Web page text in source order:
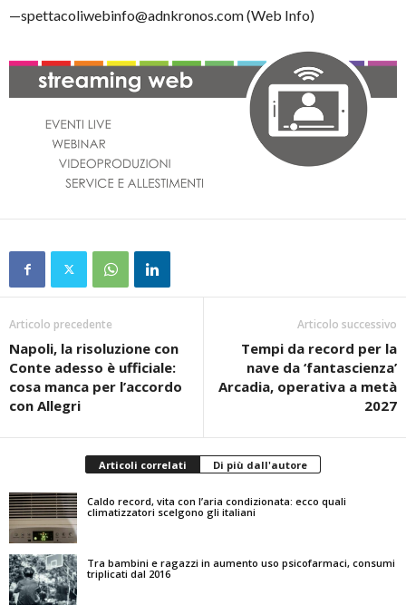
—spettacoliwebinfo@adnkronos.com (Web Info)
Articolo precedente
Napoli, la risoluzione con
Conte adesso è ufficiale:
cosa manca per l’accordo
con Allegri
Articolo successivo
Tempi da record per la
nave da ‘fantascienza’
Arcadia, operativa a metà
2027
Articoli correlati Di più dall'autore
Caldo record, vita con l’aria condizionata: ecco quali
climatizzatori scelgono gli italiani
Tra bambini e ragazzi in aumento uso psicofarmaci, consumi
triplicati dal 2016